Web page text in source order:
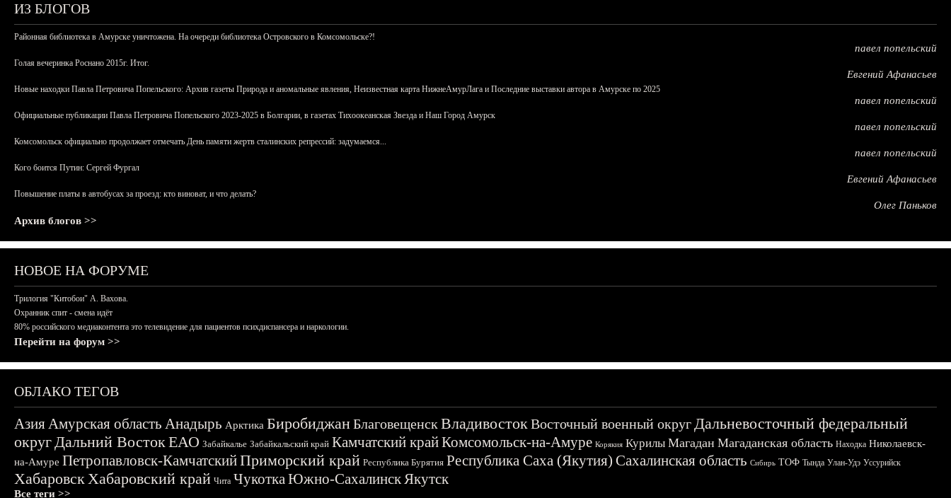
ИЗ БЛОГОВ
Районная библиотека в Амурске уничтожена. На очереди библиотека Островского в Комсомольске?!
павел попельский
Голая вечеринка Роснано 2015г. Итог.
Евгений Афанасьев
Новые находки Павла Петровича Попельского: Архив газеты Природа и аномальные явления, Неизвестная карта НижнеАмурЛага и Последние выставки автора в Амурске по 2025
павел попельский
Официальные публикации Павла Петровича Попельского 2023-2025 в Болгарии, в газетах Тихоокеанская Звезда и Наш Город Амурск
павел попельский
Комсомольск официально продолжает отмечать День памяти жертв сталинских репрессий: задумаемся...
павел попельский
Кого боится Путин: Сергей Фургал
Евгений Афанасьев
Повышение платы в автобусах за проезд: кто виноват, и что делать?
Олег Паньков
Архив блогов >>
НОВОЕ НА ФОРУМЕ
Трилогия "Китобои" А. Вахова.
Охранник спит - смена идёт
80% российского медиаконтента это телевидение для пациентов психдиспансера и наркологии.
Перейти на форум >>
ОБЛАКО ТЕГОВ
АзияАмурская область Анадырь Арктика БиробиджанБлаговещенскВладивостокВосточный военный округДальневосточный федеральный
округДальний ВостокЕАО Забайкалье Забайкальский край Камчатский крайКомсомольск-на-Амуре Корякия Курилы Магадан Магаданская область Находка Николаевск-
на-Амуре Петропавловск-КамчатскийПриморский край Республика Бурятия Республика Саха (Якутия) Сахалинская область Сибирь ТОФ Тында Улан-Удэ Уссурийск
ХабаровскХабаровский край Чита ЧукоткаЮжно-СахалинскЯкутск
Все теги >>